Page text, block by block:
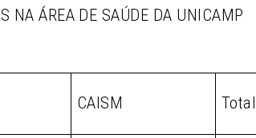
NA ÁREA DE SAÚDE DA UNICAMP
CAISM Total